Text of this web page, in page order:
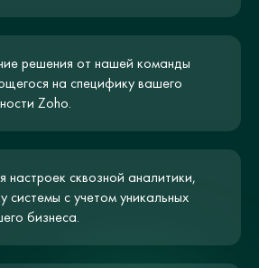
решения от нашей команды
на специфику вашего
Zoho.
настроек сквозной аналитики,
системы с учетом уникальных
бизнеса.